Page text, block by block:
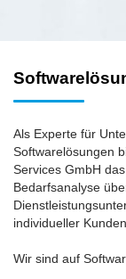
Als Experte für
Softwarelösungen
Services GmbH
Bedarfsanalyse
individueller
Wir sind auf